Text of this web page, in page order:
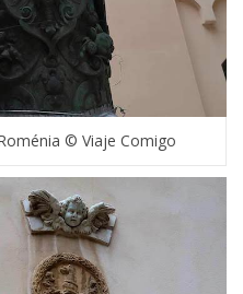
© Viaje Comigo